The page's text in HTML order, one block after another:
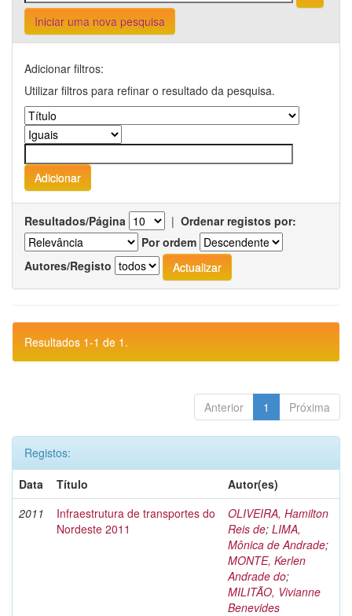
Iniciar uma nova pesquisa
Adicionar filtros:
Utilizar filtros para refinar o resultado da pesquisa.
Resultados/Página | Ordenar registos por:
Por ordem
Autores/Registo
Resultados 1-1 de 1.
Anterior 1 Próxima
Registos:
Data
Título
Autor(es)
2011
Infraestrutura de transportes do
Nordeste 2011
OLIVEIRA, Hamilton
Reis de; LIMA,
Mônica de Andrade;
MONTE, Kerlen
Andrade do;
MILITÃO, Vivianne
Benevides